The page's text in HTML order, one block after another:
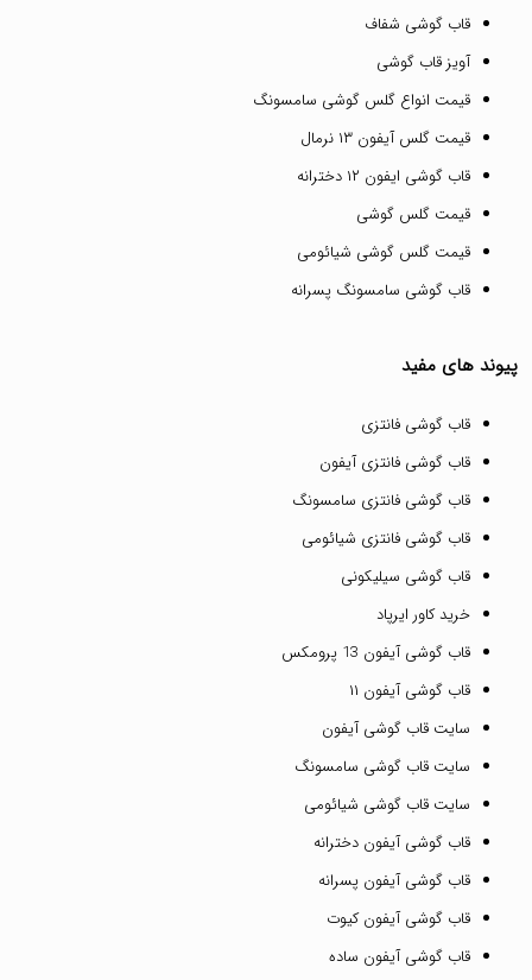
قاب گوشی شفاف
آویز قاب گوشی
قیمت انواع گلس گوشی سامسونگ
قیمت گلس آیفون ۱۳ نرمال
قاب گوشی ایفون ۱۲ دخترانه
قیمت گلس گوشی
قیمت گلس گوشی شیائومی
قاب گوشی سامسونگ پسرانه
پیوند های مفید
قاب گوشی فانتزی
قاب گوشی فانتزی آیفون
قاب گوشی فانتزی سامسونگ
قاب گوشی فانتزی شیائومی
قاب گوشی سیلیکونی
خرید کاور ایرپاد
قاب گوشی آیفون 13 پرومکس
قاب گوشی آیفون ۱۱
سایت قاب گوشی آیفون
سایت قاب گوشی سامسونگ
سایت قاب گوشی شیائومی
قاب گوشی آیفون دخترانه
قاب گوشی آیفون پسرانه
قاب گوشی آیفون کیوت
قاب گوشی آیفون ساده